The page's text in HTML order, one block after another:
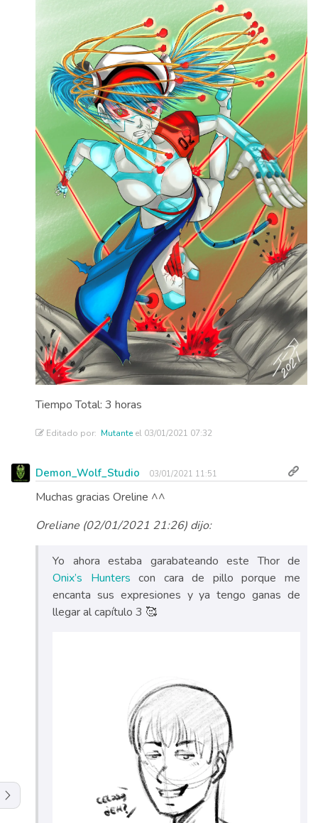
Tiempo Total: 3 horas
Editado por: Mutanteel 03/01/2021 07:32
Demon_Wolf_Studio 03/01/2021 11:51
Muchas gracias Oreline ^^
Oreliane (02/01/2021 21:26) dijo:
Yo ahora estaba garabateando este Thor de
Onix’s Hunters con cara de pillo porque me
encanta sus expresiones y ya tengo ganas de
llegar al capítulo 3 🥰